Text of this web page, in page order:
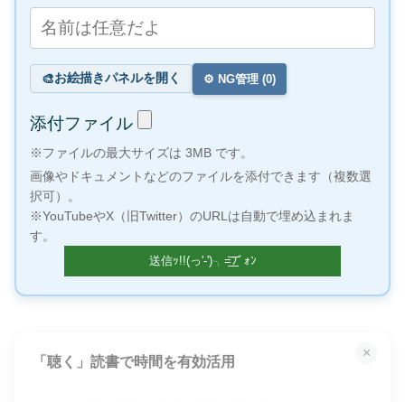
🎨お絵描きパネルを開く ⚙️ NG管理 (0)
添付ファイル
※ファイルの最大サイズは 3MB です。
画像やドキュメントなどのファイルを添付できます（複数選
択可）。
※YouTubeやX（旧Twitter）のURLは自動で埋め込まれま
す。
×
「聴く」読書で時間を有効活用